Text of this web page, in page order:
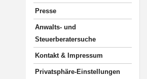
Presse
Anwalts- und
Steuerberatersuche
Kontakt & Impressum
Privatsphäre-Einstellungen